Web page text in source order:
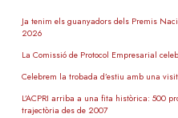
Ja tenim els guanyadors dels Premis
2026
La Comissió de Protocol Empresarial
Celebrem la trobada d’estiu amb una
L’ACPRI arriba a una fita històrica: 500
trajectòria des de 2007